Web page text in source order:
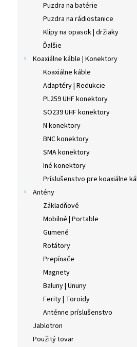
Puzdra na batérie
Puzdra na rádiostanice
Klipy na opasok | držiaky
Ďalšie
Koaxiálne káble | Konektory
Koaxiálne káble
Adaptéry | Redukcie
PL259 UHF konektory
SO239 UHF konektory
N konektory
BNC konektory
SMA konektory
Iné konektory
Príslušenstvo pre koaxiálne
Antény
Základňové
Mobilné | Portable
Gumené
Rotátory
Prepínače
Magnety
Baluny | Ununy
Ferity | Toroidy
Anténne príslušenstvo
Jablotron
Použitý tovar